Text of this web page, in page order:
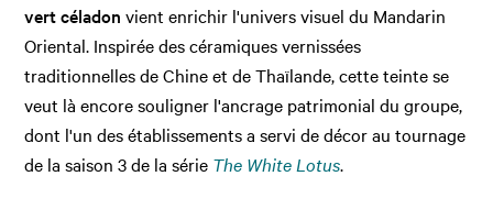
vert céladon vient enrichir l'univers visuel du Mandarin
Oriental. Inspirée des céramiques vernissées
traditionnelles de Chine et de Thaïlande, cette teinte se
veut là encore souligner l'ancrage patrimonial du groupe,
dont l'un des établissements a servi de décor au tournage
de la saison 3 de la série The White Lotus.